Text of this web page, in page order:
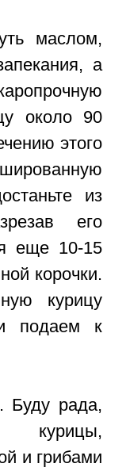
маслом,
а
около 90
этого
из
его
еще 10-15
корочки.
курицу
подаем к
Буду рада,
курицы,
и грибами